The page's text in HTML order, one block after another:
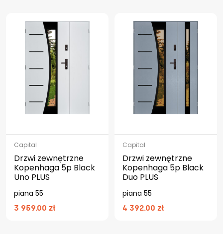
Capital
Drzwi zewnętrzne
Kopenhaga 5p Black
Uno PLUS
piana 55
3 959.00 zł
Capital
Drzwi zewnętrzne
Kopenhaga 5p Black
Duo PLUS
piana 55
4 392.00 zł